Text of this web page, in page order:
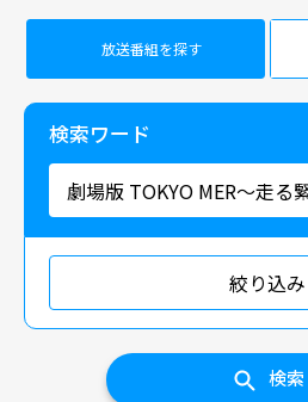
放送番組を探す
検索ワード
絞り込み
検索